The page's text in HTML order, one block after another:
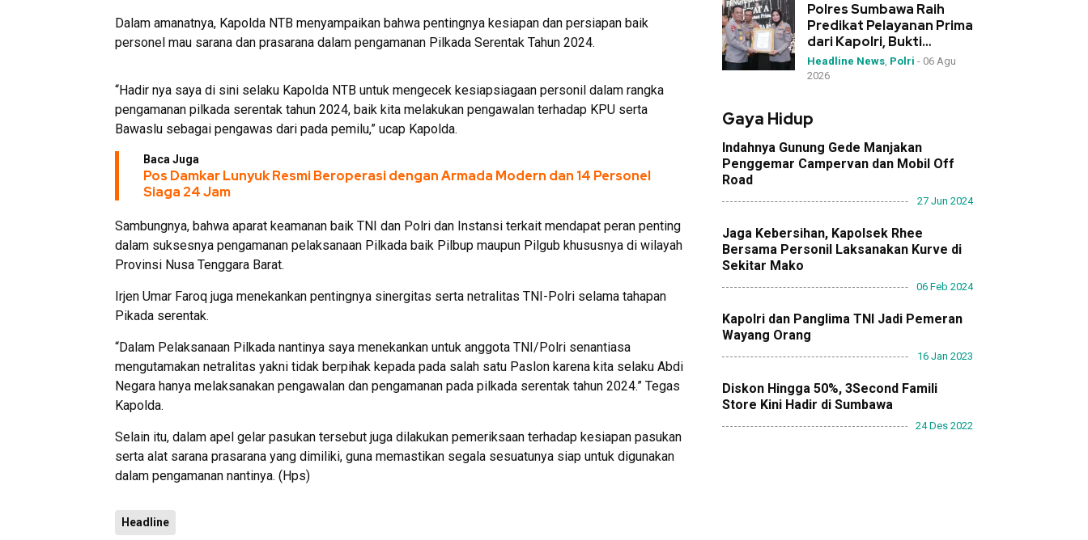
Dalam amanatnya, Kapolda NTB menyampaikan bahwa pentingnya kesiapan dan persiapan baik
personel mau sarana dan prasarana dalam pengamanan Pilkada Serentak Tahun 2024.
“Hadir nya saya di sini selaku Kapolda NTB untuk mengecek kesiapsiagaan personil dalam rangka
pengamanan pilkada serentak tahun 2024, baik kita melakukan pengawalan terhadap KPU serta
Bawaslu sebagai pengawas dari pada pemilu,” ucap Kapolda.
Baca Juga
Pos Damkar Lunyuk Resmi Beroperasi dengan Armada Modern dan 14 Personel
Siaga 24 Jam
Sambungnya, bahwa aparat keamanan baik TNI dan Polri dan Instansi terkait mendapat peran penting
dalam suksesnya pengamanan pelaksanaan Pilkada baik Pilbup maupun Pilgub khususnya di wilayah
Provinsi Nusa Tenggara Barat.
Irjen Umar Faroq juga menekankan pentingnya sinergitas serta netralitas TNI-Polri selama tahapan
Pikada serentak.
“Dalam Pelaksanaan Pilkada nantinya saya menekankan untuk anggota TNI/Polri senantiasa
mengutamakan netralitas yakni tidak berpihak kepada pada salah satu Paslon karena kita selaku Abdi
Negara hanya melaksanakan pengawalan dan pengamanan pada pilkada serentak tahun 2024.” Tegas
Kapolda.
Selain itu, dalam apel gelar pasukan tersebut juga dilakukan pemeriksaan terhadap kesiapan pasukan
serta alat sarana prasarana yang dimiliki, guna memastikan segala sesuatunya siap untuk digunakan
dalam pengamanan nantinya. (Hps)
Headline
Polres Sumbawa Raih
Predikat Pelayanan Prima
dari Kapolri, Bukti
Dedikasi Tinggi di
Rakernis Polda NTB
Headline News, Polri - 06 Agu
2026
Gaya Hidup
Indahnya Gunung Gede Manjakan
Penggemar Campervan dan Mobil Off
Road
27 Jun 2024
Jaga Kebersihan, Kapolsek Rhee
Bersama Personil Laksanakan Kurve di
Sekitar Mako
06 Feb 2024
Kapolri dan Panglima TNI Jadi Pemeran
Wayang Orang
16 Jan 2023
Diskon Hingga 50%, 3Second Famili
Store Kini Hadir di Sumbawa
24 Des 2022